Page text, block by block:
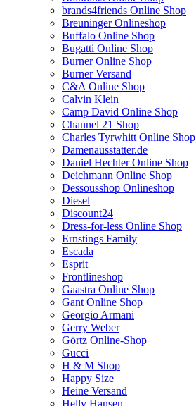
brands4friends Online Shop
Breuninger Onlineshop
Buffalo Online Shop
Bugatti Online Shop
Burner Online Shop
Burner Versand
C&A Online Shop
Calvin Klein
Camp David Online Shop
Channel 21 Shop
Charles Tyrwhitt Online Shop
Damenausstatter.de
Daniel Hechter Online Shop
Deichmann Online Shop
Dessousshop Onlineshop
Diesel
Discount24
Dress-for-less Online Shop
Ernstings Family
Escada
Esprit
Frontlineshop
Gaastra Online Shop
Gant Online Shop
Georgio Armani
Gerry Weber
Görtz Online-Shop
Gucci
H & M Shop
Happy Size
Heine Versand
Helly Hansen